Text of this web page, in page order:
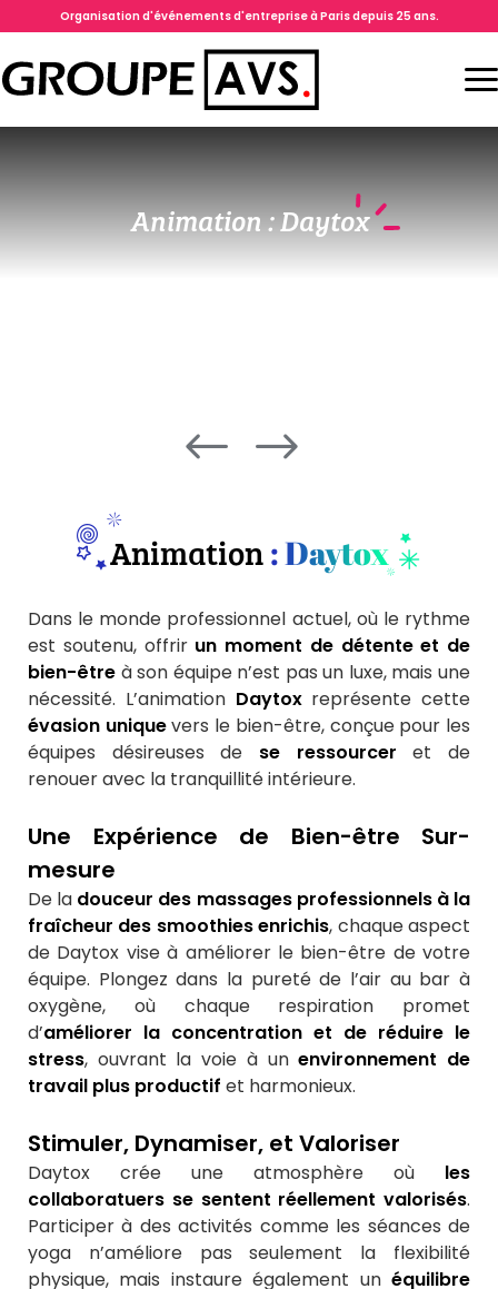
Organisation d'événements d'entreprise à Paris depuis 25 ans.
Animation : Daytox
Animation: Daytox
Dans le monde professionnel actuel, où le rythme
est soutenu, offrir un moment de détente et de
bien-être à son équipe n’est pas un luxe, mais une
nécessité. L’animation Daytoxreprésente cette
évasion uniquevers le bien-être, conçue pour les
équipes désireuses de se ressourcer et de
renouer avec la tranquillité intérieure.
Une Expérience de Bien-être Sur-
mesure
De la douceur des massages professionnels à la
fraîcheur des smoothies enrichis, chaque aspect
de Daytox vise à améliorer le bien-être de votre
équipe. Plongez dans la pureté de l’air au bar à
oxygène, où chaque respiration promet
d’améliorer la concentration et de réduire le
stress, ouvrant la voie à unenvironnement de
travail plus productif et harmonieux.
Stimuler, Dynamiser, et Valoriser
Daytox crée une atmosphère où les
collaboratuers se sentent réellement valorisés.
Participer à des activités comme les séances de
yoga n’améliore pas seulement la flexibilité
physique, mais instaure également unéquilibre